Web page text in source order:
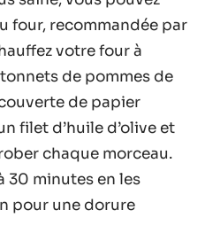
four, recommandée par
votre four à
de pommes de
de papier
filet d’huile d’olive et
chaque morceau.
30 minutes en les
pour une dorure